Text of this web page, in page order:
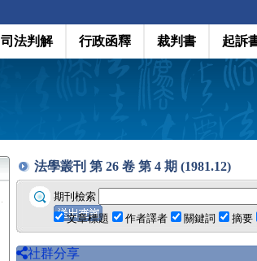
司法判解 行政函釋 裁判書 起訴
法學叢刊 第 26 卷 第 4 期 (1981.12)
期刊檢索
文章標題
作者譯者 關鍵詞 摘要
社群分享